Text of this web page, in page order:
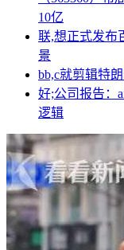
10亿
联,想正式发布
景
bb,c就剪辑特
好;公司报告：
逻辑